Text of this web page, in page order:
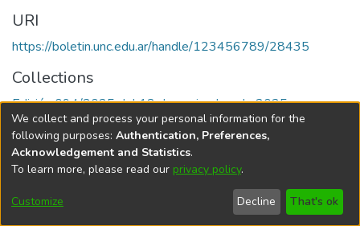
URI
https://boletin.unc.edu.ar/handle/123456789/28435
Collections
Edición 094/2025 del 12 de noviembre de 2025
Universidad Nacional de Córdoba
We collect and process your personal information for the
following purposes: Authentication, Preferences,
Acknowledgement and Statistics.
To learn more, please read our privacy policy.
Customize Decline That's ok